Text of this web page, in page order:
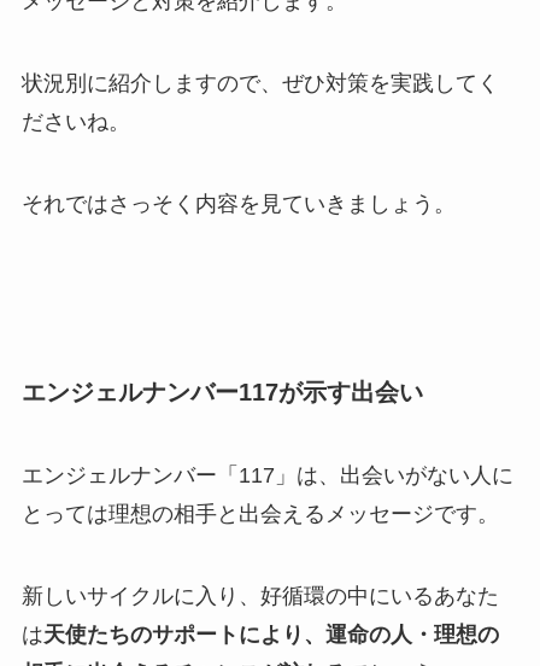
状況別に紹介しますので、ぜひ対策を実践してく
ださいね。
それではさっそく内容を見ていきましょう。
エンジェルナンバー117が示す出会い
エンジェルナンバー「117」は、出会いがない人に
とっては理想の相手と出会えるメッセージです。
新しいサイクルに入り、好循環の中にいるあなた
は天使たちのサポートにより、運命の人・理想の